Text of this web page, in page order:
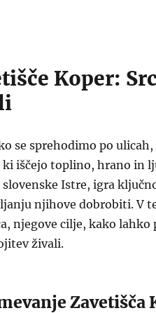
Koper:
se sprehodimo po
iščejo toplino, hrano in
slovenske Istre, igra
njihove dobrobiti. V
njegove cilje, kako
živali.
Zavetišča